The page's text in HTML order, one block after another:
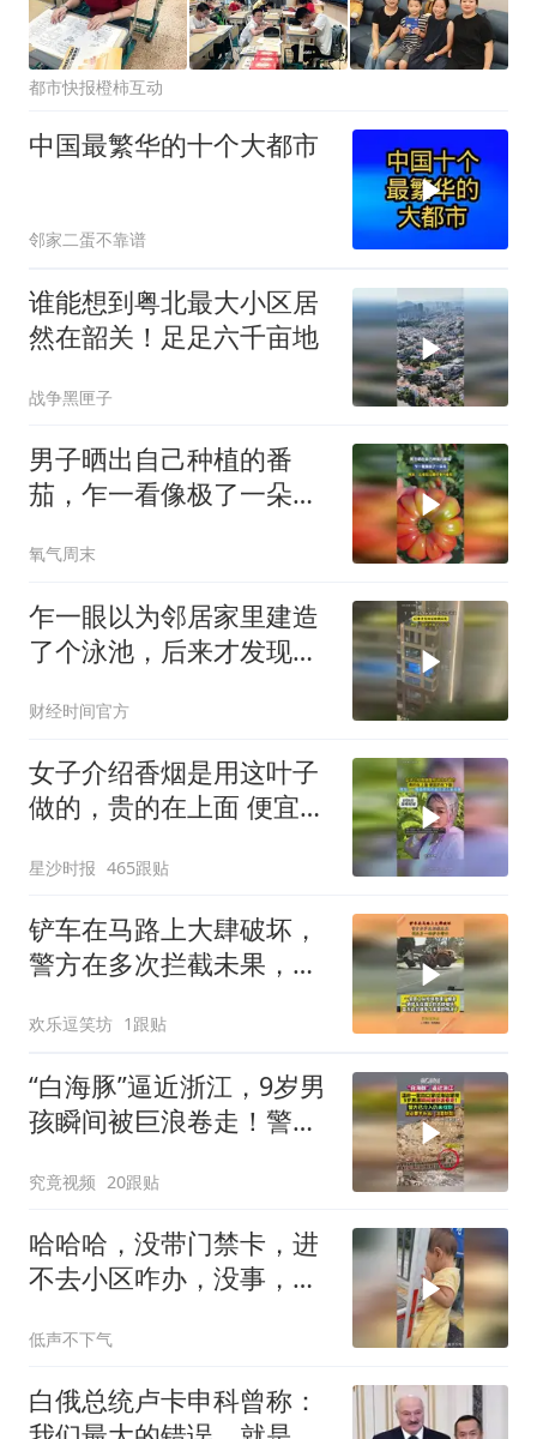
都市快报橙柿互动
中国最繁华的十个大都市
邻家二蛋不靠谱
谁能想到粤北最大小区居
然在韶关！足足六千亩地
战争黑匣子
男子晒出自己种植的番
茄，乍一看像极了一朵
看的番茄
氧气周末
乍一眼以为邻居家里建造
了个泳池，后来才发现是
财经时间官方
女子介绍香烟是用这叶子
做的，贵的在上面 便宜的
居然能出这么多品牌
星沙时报 465跟贴
铲车在马路上大肆破坏，
警方在多次拦截未果，调
欢乐逗笑坊 1跟贴
“白海豚”逼近浙江，9岁男
孩瞬间被巨浪卷走！警方
不外出！
究竟视频 20跟贴
哈哈哈，没带门禁卡，进
不去小区咋办，没事，我
低声不下气
白俄总统卢卡申科曾称：